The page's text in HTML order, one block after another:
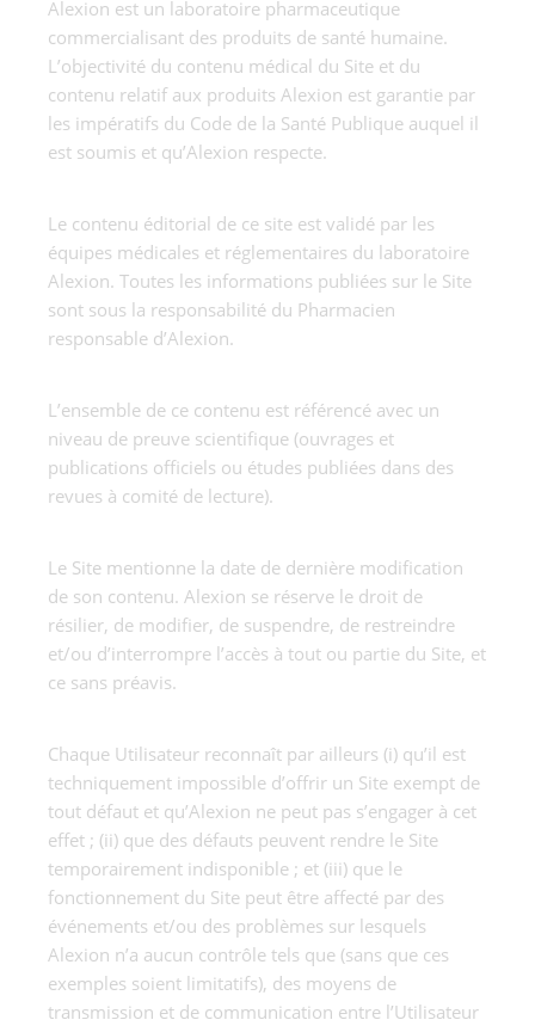
Alexion est un laboratoire pharmaceutique
commercialisant des produits de santé humaine.
L’objectivité du contenu médical du Site et du
contenu relatif aux produits Alexion est garantie par
les impératifs du Code de la Santé Publique auquel il
est soumis et qu’Alexion respecte.
Le contenu éditorial de ce site est validé par les
équipes médicales et réglementaires du laboratoire
Alexion. Toutes les informations publiées sur le Site
sont sous la responsabilité du Pharmacien
responsable d’Alexion.
L’ensemble de ce contenu est référencé avec un
niveau de preuve scientifique (ouvrages et
publications officiels ou études publiées dans des
revues à comité de lecture).
Le Site mentionne la date de dernière modification
de son contenu. Alexion se réserve le droit de
résilier, de modifier, de suspendre, de restreindre
et/ou d’interrompre l’accès à tout ou partie du Site, et
ce sans préavis.
Chaque Utilisateur reconnaît par ailleurs (i) qu’il est
techniquement impossible d’offrir un Site exempt de
tout défaut et qu’Alexion ne peut pas s’engager à cet
effet ; (ii) que des défauts peuvent rendre le Site
temporairement indisponible ; et (iii) que le
fonctionnement du Site peut être affecté par des
événements et/ou des problèmes sur lesquels
Alexion n’a aucun contrôle tels que (sans que ces
exemples soient limitatifs), des moyens de
transmission et de communication entre l’Utilisateur